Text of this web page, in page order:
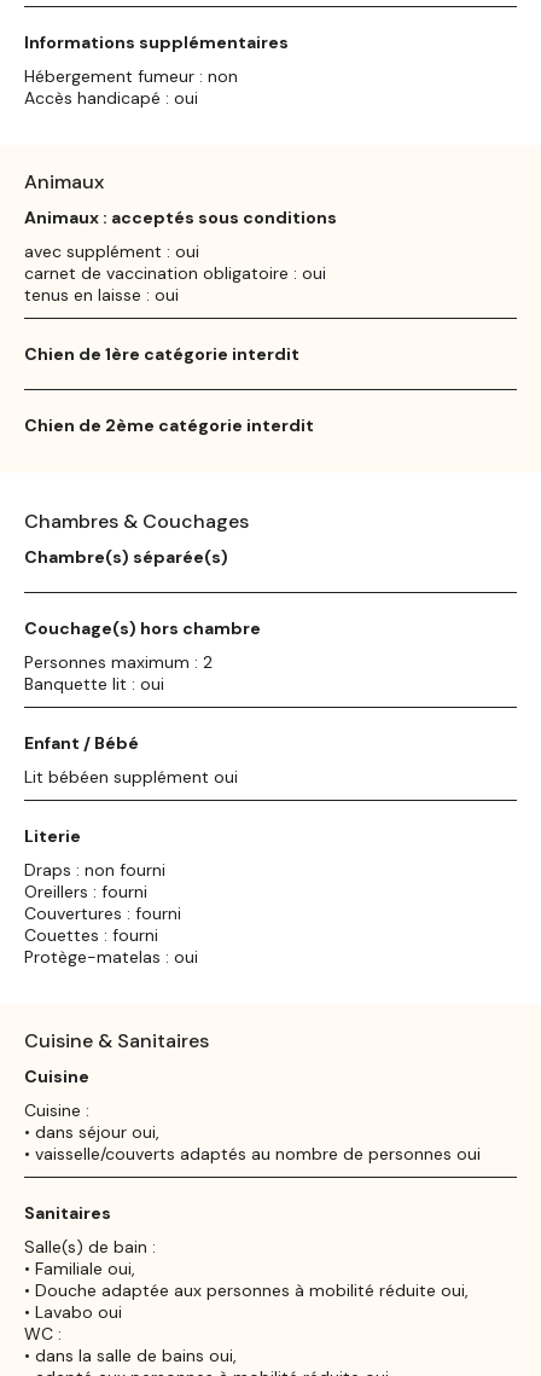
Informations supplémentaires
Hébergement fumeur : non
Accès handicapé : oui
Animaux
Animaux : acceptés sous conditions
avec supplément : oui
carnet de vaccination obligatoire : oui
tenus en laisse : oui
Chien de 1ère catégorie interdit
Chien de 2ème catégorie interdit
Chambres & Couchages
Chambre(s) séparée(s)
Couchage(s) hors chambre
Personnes maximum : 2
Banquette lit : oui
Enfant / Bébé
Lit bébéen supplément oui
Literie
Draps : non fourni
Oreillers : fourni
Couvertures : fourni
Couettes : fourni
Protège-matelas : oui
Cuisine & Sanitaires
Cuisine
Cuisine :
• dans séjour oui,
• vaisselle/couverts adaptés au nombre de personnes oui
Sanitaires
Salle(s) de bain :
• Familiale oui,
• Douche adaptée aux personnes à mobilité réduite oui,
• Lavabo oui
WC :
• dans la salle de bains oui,